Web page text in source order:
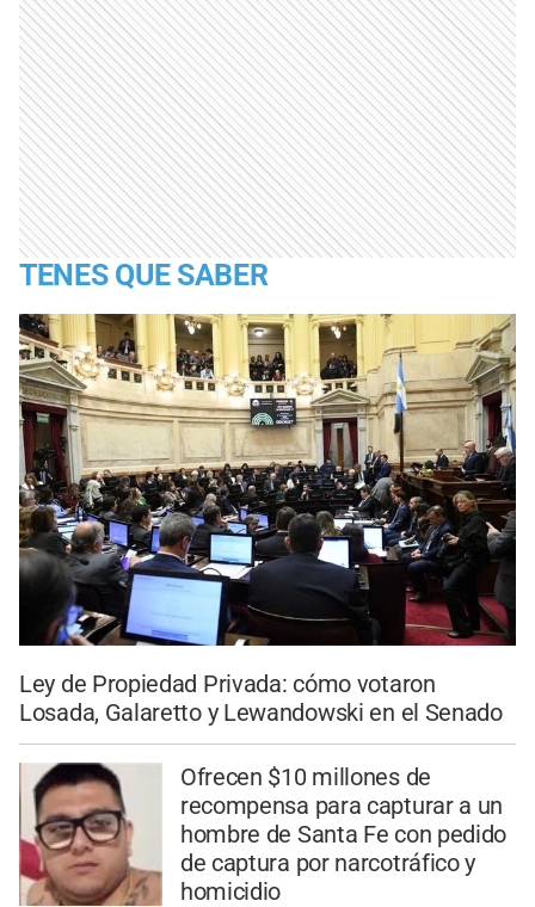
TENES QUE SABER
Ley de Propiedad Privada: cómo votaron
Losada, Galaretto y Lewandowski en el Senado
Ofrecen $10 millones de
recompensa para capturar a un
hombre de Santa Fe con pedido
de captura por narcotráfico y
homicidio